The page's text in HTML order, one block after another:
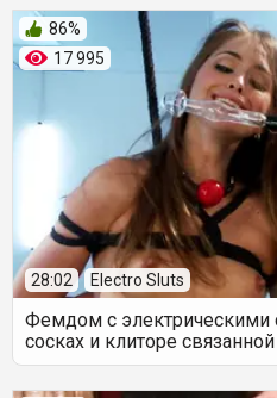
17 995
86%
28:02 Electro Sluts
Фемдом с электрическими
сосках и клиторе